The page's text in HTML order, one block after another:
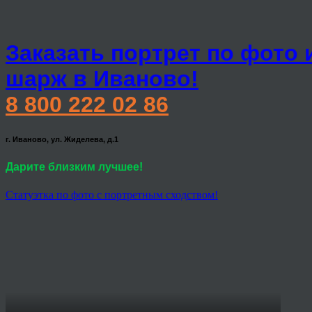
Заказать портрет по фото
шарж в Иваново!
8 800 222 02 86
г. Иваново, ул. Жиделева, д.1
Дарите близким лучшее!
Статуэтка по фото с портретным сходством!